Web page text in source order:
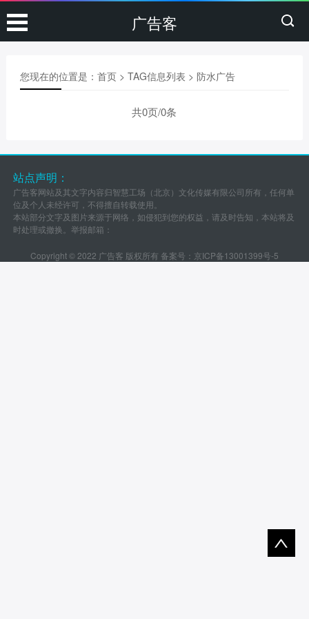
广告客
您现在的位置是： 首页> TAG信息列表 > 防水广告
共0页/0条
站点声明：
广告客网站及其文字内容归智慧工场（北京）文化传媒有限公司所有，任何单
位及个人未经许可，不得擅自转载使用。
本站部分文字及图片来源于网络，如侵犯到您的权益，请及时告知，本站将及
时处理或撤换。举报邮箱：
Copyright © 2022 广告客 版权所有 备案号： 京ICP备13001399号-5